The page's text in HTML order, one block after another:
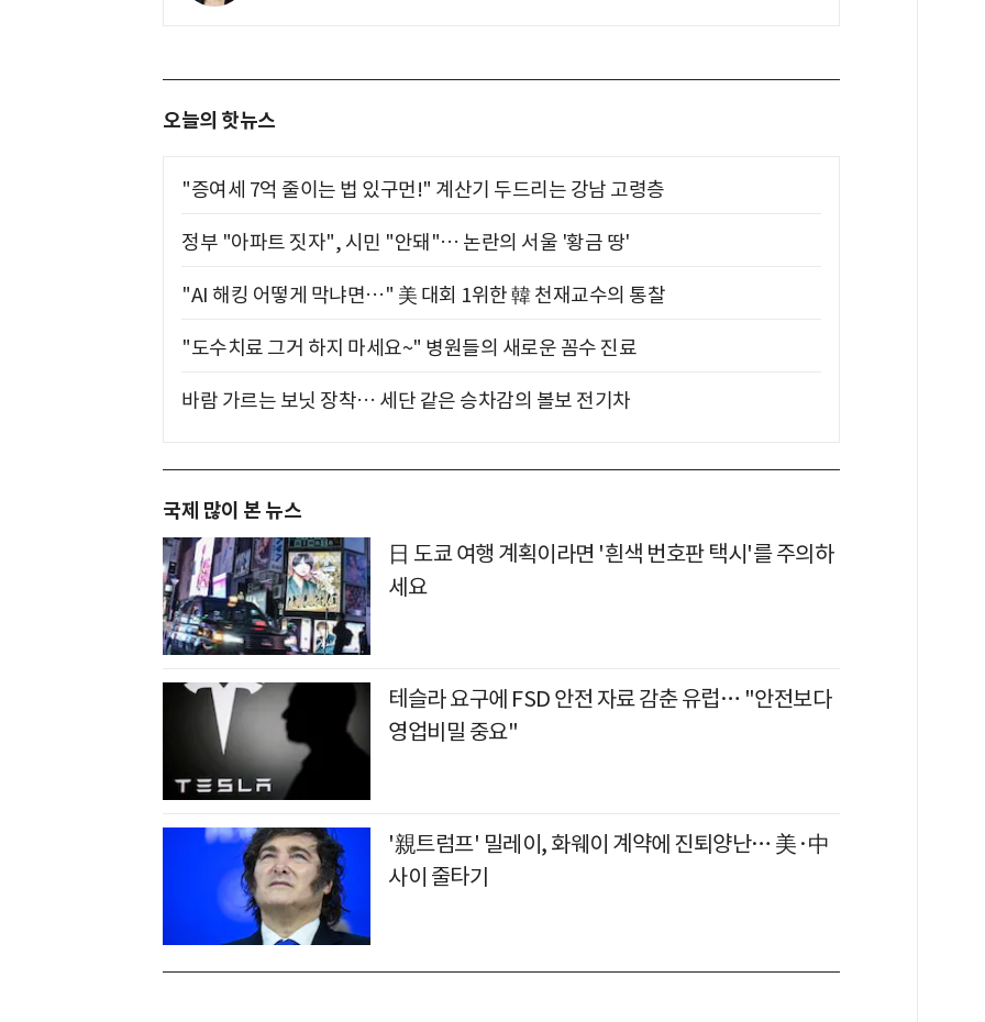
오늘의 핫뉴스
"증여세 7억 줄이는 법 있구먼!" 계산기 두드리는 강남 고령층
정부 "아파트 짓자", 시민 "안돼"… 논란의 서울 '황금 땅'
"AI 해킹 어떻게 막냐면…" 美 대회 1위한 韓 천재교수의 통찰
"도수치료 그거 하지 마세요~" 병원들의 새로운 꼼수 진료
바람 가르는 보닛 장착… 세단 같은 승차감의 볼보 전기차
국제 많이 본 뉴스
日 도쿄 여행 계획이라면 '흰색 번호판 택시'를 주의하
세요
테슬라 요구에 FSD 안전 자료 감춘 유럽… "안전보다
영업비밀 중요"
'親트럼프' 밀레이, 화웨이 계약에 진퇴양난… 美·中
사이 줄타기